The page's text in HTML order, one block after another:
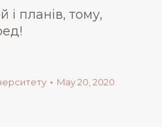
і планів, тому,
May 20, 2020